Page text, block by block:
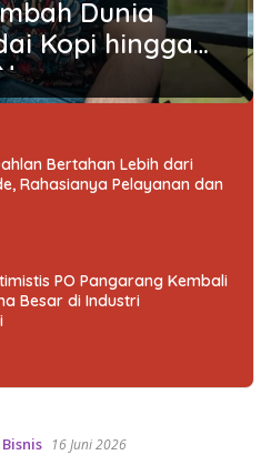
Dunia
Kopi hingga
Bertahan Lebih dari
Rahasianya Pelayanan dan
PO Pangarang Kembali
Besar di Industri
Bisnis 16 Juni 2026